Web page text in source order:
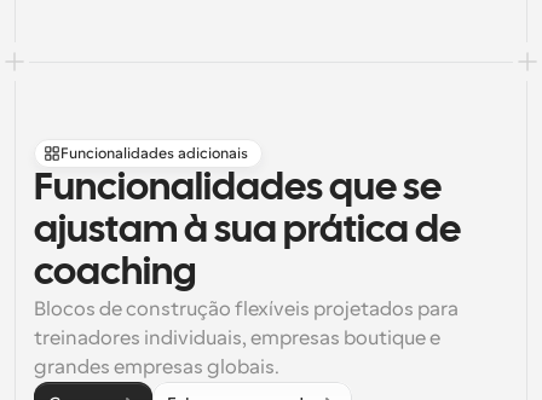
Funcionalidades adicionais
Funcionalidades que se
ajustam à sua prática de
coaching
Blocos de construção flexíveis projetados para
treinadores individuais, empresas boutique e
grandes empresas globais.